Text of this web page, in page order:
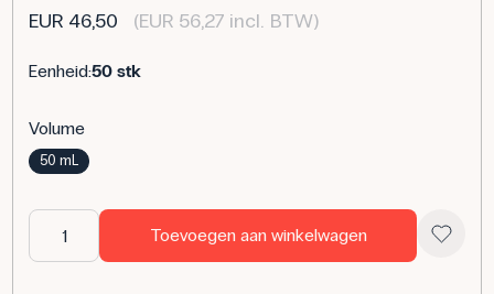
EUR 46,50 (EUR 56,27 incl. BTW)
Eenheid:50 stk
Volume
50 mL
Toevoegen aan winkelwagen